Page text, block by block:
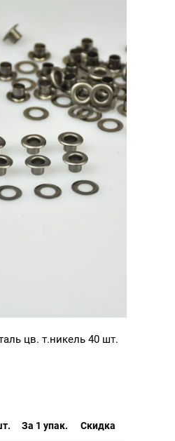
цв. т.никель 40 шт.
За 1 упак. Скидка